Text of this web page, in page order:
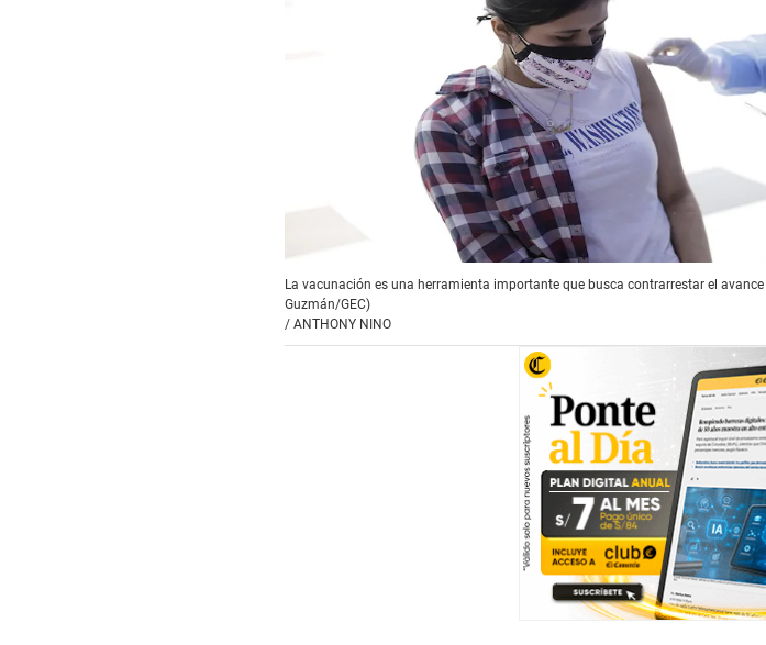
La vacunación es una herramienta importante que busca contrarrestar el
Guzmán/GEC)
/ ANTHONY NINO